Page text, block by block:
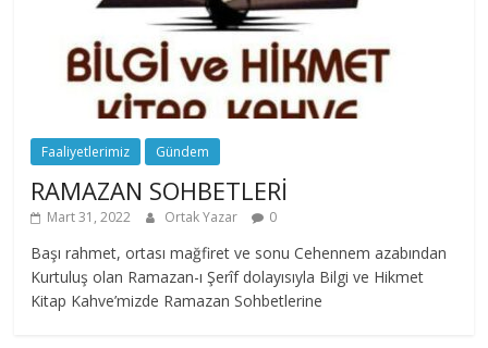
Faaliyetlerimiz Gündem
RAMAZAN SOHBETLERİ
Mart 31, 2022 Ortak Yazar 0
Başı rahmet, ortası mağfiret ve sonu Cehennem azabından
Kurtuluş olan Ramazan-ı Şerîf dolayısıyla Bilgi ve Hikmet
Kitap Kahve’mizde Ramazan Sohbetlerine